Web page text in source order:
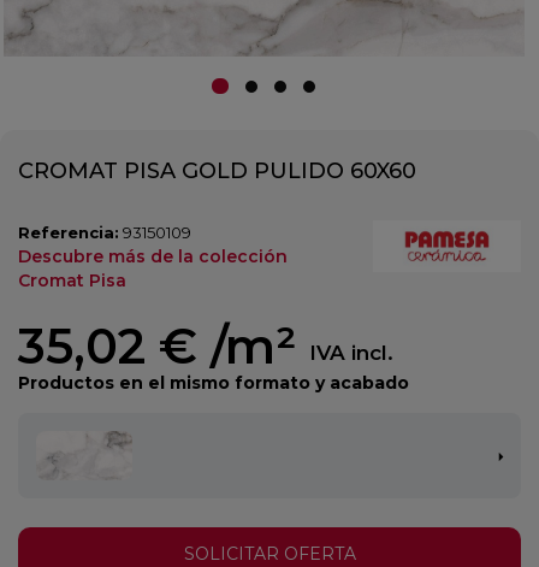
CROMAT PISA GOLD PULIDO 60X60
Referencia: 93150109
Descubre más de la colección
Cromat Pisa
35,02 € /m² IVA incl.
Productos en el mismo formato y acabado
SOLICITAR OFERTA